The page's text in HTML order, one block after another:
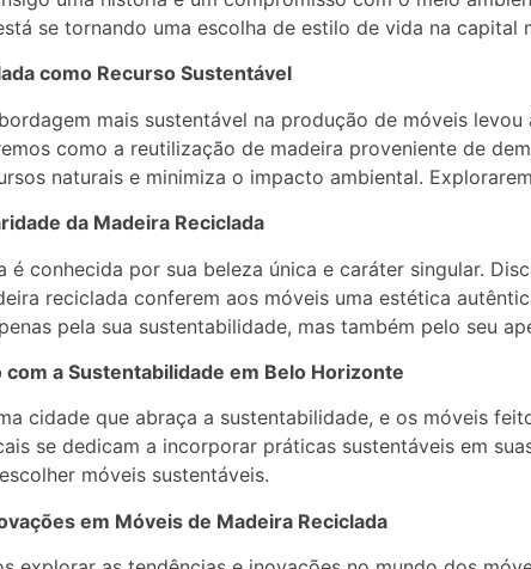
se tornando uma escolha de estilo de vida na capital
como Recurso Sustentável
mais sustentável na produção de móveis
como a reutilização de madeira proveniente de
naturais e minimiza o impacto ambiental.
da Madeira Reciclada
é conhecida por sua beleza única e caráter singular.
reciclada conferem aos móveis uma estética
pela sua sustentabilidade, mas também pelo seu
a Sustentabilidade em Belo Horizonte
cidade que abraça a sustentabilidade, e os móveis
se dedicam a incorporar práticas sustentáveis em
móveis sustentáveis.
em Móveis de Madeira Reciclada